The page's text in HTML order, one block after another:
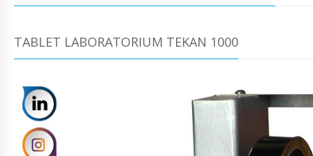
TABLET LABORATORIUM TEKAN 1000